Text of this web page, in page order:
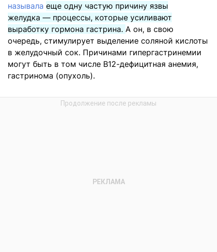
называла еще одну частую причину язвы
желудка — процессы, которые усиливают
выработку гормона гастрина. А он, в свою
очередь, стимулирует выделение соляной кислоты
в желудочный сок. Причинами гипергастринемии
могут быть в том числе В12-дефицитная анемия,
гастринома (опухоль).